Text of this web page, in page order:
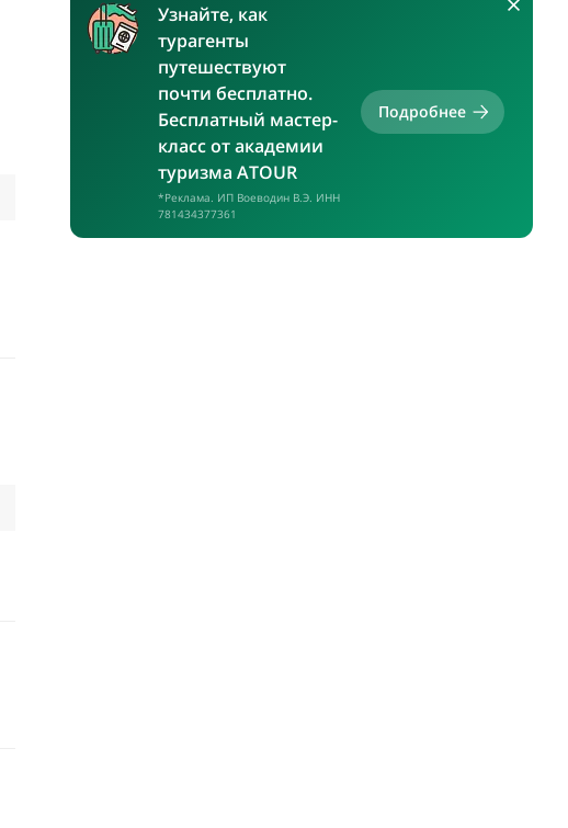
Узнайте, как
турагенты
путешествуют
почти бесплатно.
Бесплатный мастер-
класс от академии
туризма ATOUR
*Реклама. ИП Воеводин В.Э. ИНН
781434377361
Подробнее